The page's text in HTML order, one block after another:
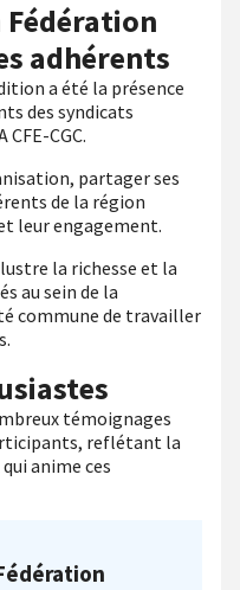
Fédération
adhérents
a été la présence
des syndicats
CGC.
partager ses
de la région
leur engagement.
la richesse et la
au sein de la
commune de travailler
témoignages
reflétant la
anime ces